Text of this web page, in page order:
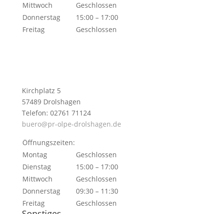
Mittwoch
Geschlossen
Donnerstag
15:00 – 17:00
Freitag
Geschlossen
Kirchplatz 5
57489 Drolshagen
Telefon: 02761 71124
buero@pr-olpe-drolshagen.de
Öffnungszeiten:
Montag
Geschlossen
Dienstag
15:00 – 17:00
Mittwoch
Geschlossen
Donnerstag
09:30 – 11:30
Freitag
Geschlossen